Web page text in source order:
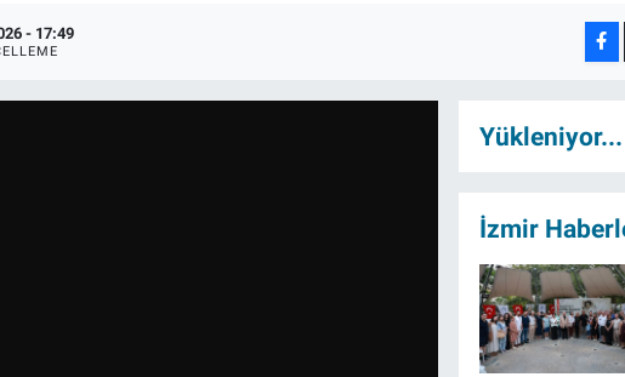
- 17:49
Yükleniyor...
İzmir